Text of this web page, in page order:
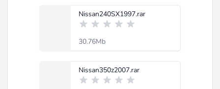
Nissan240SX1997.rar
30.76Mb
Nissan350z2007.rar